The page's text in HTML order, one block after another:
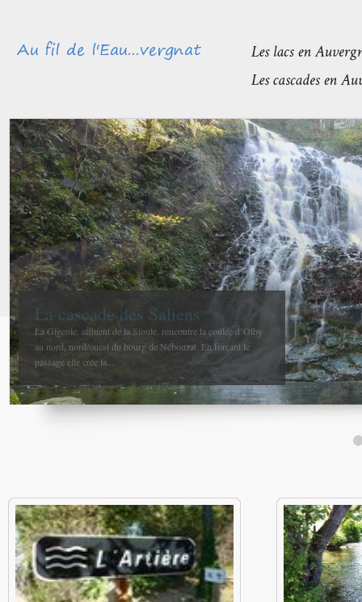
Méandres et boires de la Sioule
avant de rejoindre l’Allier
La confluence entre la Sioule et l’Allier se fait entre Contigny
et La Ferté-Hauterive peu après Saint-Pourçain sur-Sioule à...